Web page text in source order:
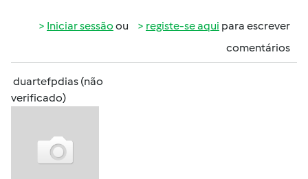
Iniciar sessão ou registe-se aqui para escrever
comentários
duartefpdias (não
verificado)